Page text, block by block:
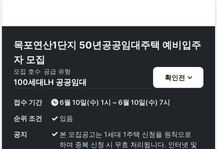
목포연산1단지 50년공공임대주택 예비입주
자 모집
모집 호수
100세대
공급 유형
LH 공공임대 확인전
접수 기간
6월 10일(수) 1시 ~ 6월 10일(수) 7시
순위 조건
있음
공지
본 모집공고는 1세대 1주택 신청을 원칙으로
하며 중복 신청 시 무효 처리됩니다. 인터넷 및